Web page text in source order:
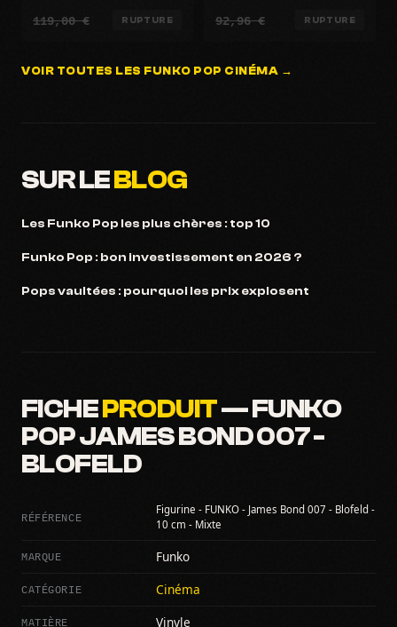
119,00 € RUPTURE 92,96 € RUPTURE
VOIR TOUTES LES FUNKO POP CINÉMA →
SUR LEBLOG
Les Funko Pop les plus chères : top 10
Funko Pop : bon investissement en 2026 ?
Pops vaultées : pourquoi les prix explosent
FICHEPRODUIT— FUNKO
POP JAMES BOND 007 -
BLOFELD
RÉFÉRENCE
Figurine - FUNKO - James Bond 007 - Blofeld -
10 cm - Mixte
MARQUE Funko
CATÉGORIE Cinéma
MATIÈRE Vinyle